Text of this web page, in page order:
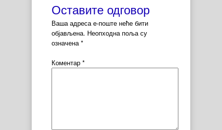
Оставите одговор
Ваша адреса е-поште неће бити
објављена. Неопходна поља су
означена*
Коментар *